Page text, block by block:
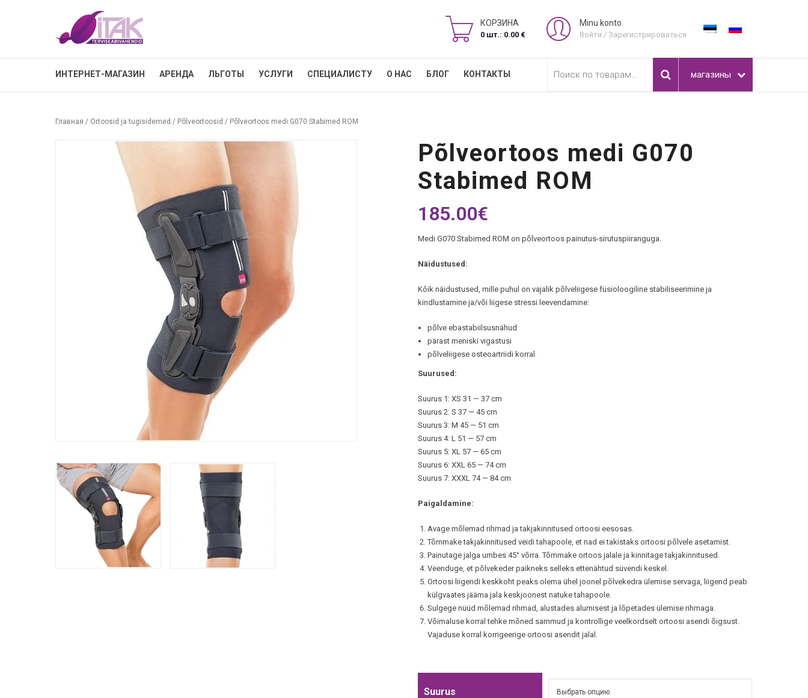
КОРЗИНА
0 шт.: 0.00 €
Minu konto
Войти / Зарегистрироваться
магазины
ИНТЕРНЕТ-МАГАЗИН АРЕНДА ЛЬГОТЫ УСЛУГИ СПЕЦИАЛИСТУ О НАС БЛОГ КОНТАКТЫ
Главная / Ortoosid ja tugisidemed / Põlveortoosid / Põlveortoos medi G070 Stabimed ROM
Põlveortoos medi G070
Stabimed ROM
185.00€
Medi G070 Stabimed ROM on põlveortoos painutus-sirutuspiiranguga.
Näidustused:
Kõik näidustused, mille puhul on vajalik põlveliigese füsioloogiline stabiliseerimine ja
kindlustamine ja/või liigese stressi leevendamine:
põlve ebastabiilsusnähud
pärast meniski vigastusi
põlveliigese osteoartriidi korral
Suurused:
Suurus 1: XS 31 — 37 cm
Suurus 2: S 37 — 45 cm
Suurus 3: M 45 — 51 cm
Suurus 4: L 51 — 57 cm
Suurus 5: XL 57 — 65 cm
Suurus 6: XXL 65 — 74 cm
Suurus 7: XXXL 74 — 84 cm
Paigaldamine:
Avage mõlemad rihmad ja takjakinnitused ortoosi eesosas.
Tõmmake takjakinnitused veidi tahapoole, et nad ei takistaks ortoosi põlvele asetamist.
Painutage jalga umbes 45° võrra. Tõmmake ortoos jalale ja kinnitage takjakinnitused.
Veenduge, et põlvekeder paikneks selleks ettenähtud süvendi keskel.
Ortoosi liigendi keskkoht peaks olema ühel joonel põlvekedra ülemise servaga, liigend peab
külgvaates jääma jala keskjoonest natuke tahapoole.
Sulgege nüüd mõlemad rihmad, alustades alumisest ja lõpetades ülemise rihmaga.
Võimaluse korral tehke mõned sammud ja kontrollige veelkordselt ortoosi asendi õigsust.
Vajaduse korral korrigeerige ortoosi asendit jalal.
Suurus